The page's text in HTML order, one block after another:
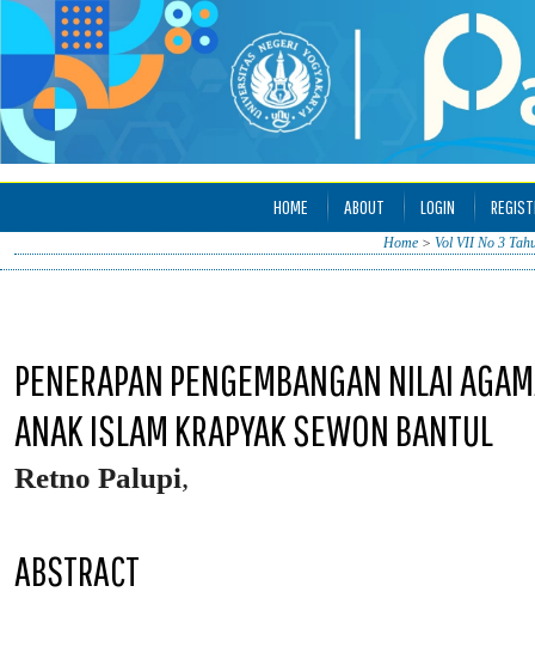
HOME ABOUT LOGIN
Home > Vol VII No 3
PENERAPAN PENGEMBANGAN NILAI
ANAK ISLAM KRAPYAK SEWON BANTUL
Retno Palupi,
ABSTRACT